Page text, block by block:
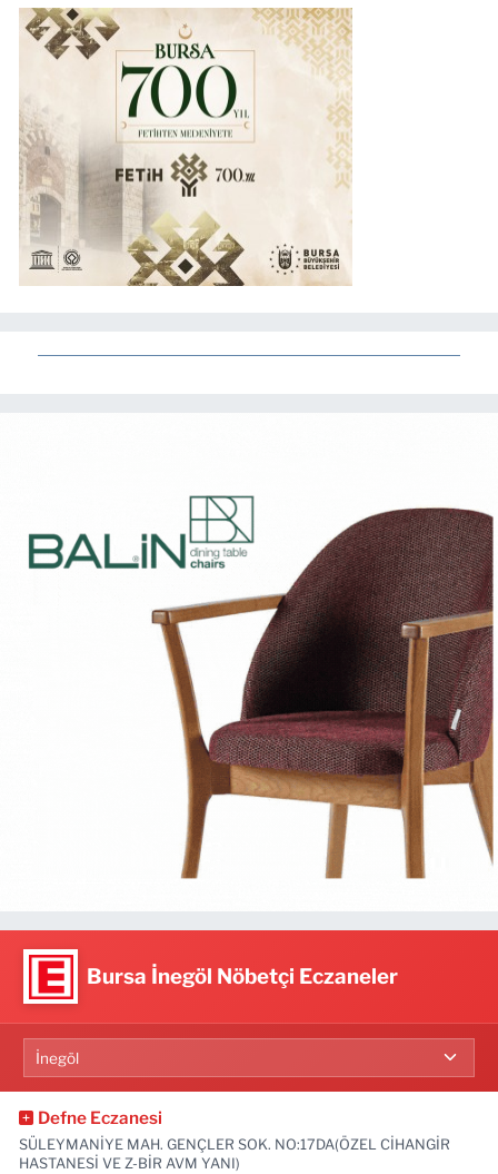
Bursa İnegöl Nöbetçi Eczaneler
Defne Eczanesi
SÜLEYMANİYE MAH. GENÇLER SOK. NO:17DA(ÖZEL CİHANGİR
HASTANESİ VE Z-BİR AVM YANI)